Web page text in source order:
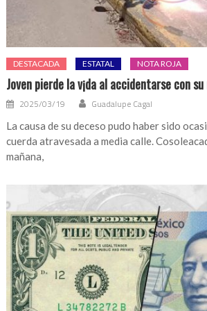
DESTACADA ESTATAL NOTA ROJA
Joven pierde la v¡da al accidentarse con
2025/03/19 Guadalupe Cagal
La causa de su deceso pudo haber sido
cuerda atravesada a media calle.
mañana,